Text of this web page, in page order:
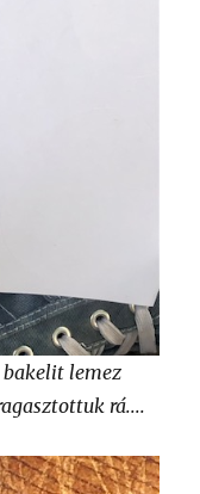
lemez
rá....